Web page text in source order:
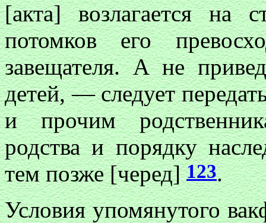
[акта] возлагается на
потомков его
завещателя. А не
детей, — следует
и прочим
родства и порядку
тем позже [черед]123.
Условия упомянутого